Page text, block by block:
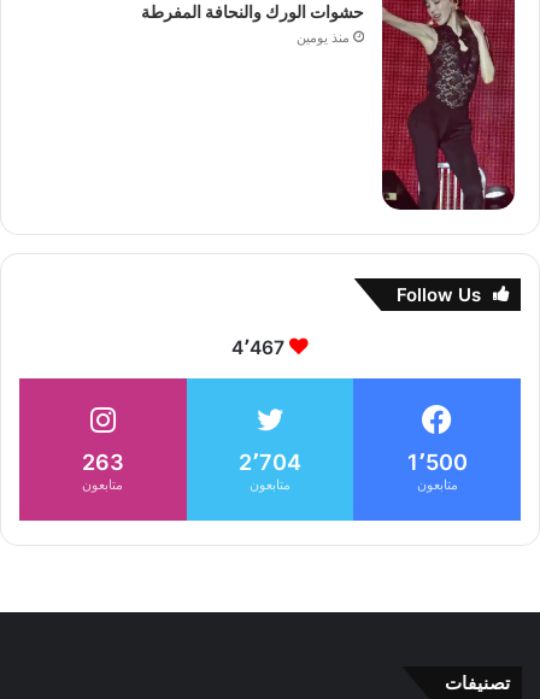
حشوات الورك والنحافة المفرطة
منذ يومين
Follow Us
4٬467
1٬500
متابعون
2٬704
متابعون
263
متابعون
تصنيفات